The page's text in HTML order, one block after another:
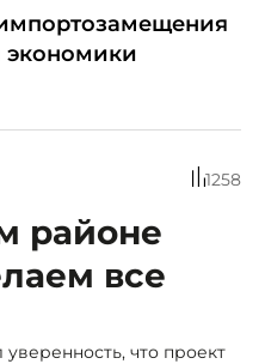
экономики
1258
районе
все
что проект